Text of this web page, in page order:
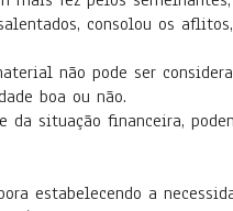
consolou os
não pode ser
boa ou não.
da situação financeira,
estabelecendo a